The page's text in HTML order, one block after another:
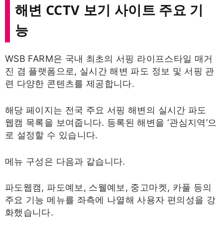
해변 CCTV 보기 사이트 주요 기
능
WSB FARM은 국내 최초의 서핑 라이프스타일 매거
진 겸 플랫폼으로, 실시간 해변 파도 정보 및 서핑 관
련 다양한 콘텐츠를 제공합니다.
해당 페이지는 전국 주요 서핑 해변의 실시간 파도
웹캠 목록을 보여줍니다. 등록된 해변을 ‘관심지역’으
로 설정할 수 있습니다.
메뉴 구성은 다음과 같습니다.
파도웹캠, 파도예보, 스웰예보, 중고마켓, 카풀 등의
주요 기능 메뉴를 좌측에 나열해 사용자 편의성을 강
화했습니다.